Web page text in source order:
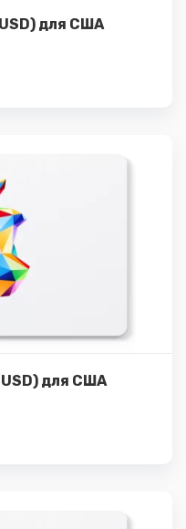
для США
для США